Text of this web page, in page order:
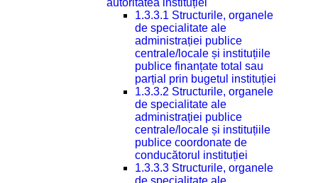
autoritatea instituției
1.3.3.1 Structurile, organele
de specialitate ale
administrației publice
centrale/locale și instituțiile
publice finanțate total sau
parțial prin bugetul instituției
1.3.3.2 Structurile, organele
de specialitate ale
administrației publice
centrale/locale și instituțiile
publice coordonate de
conducătorul instituției
1.3.3.3 Structurile, organele
de specialitate ale